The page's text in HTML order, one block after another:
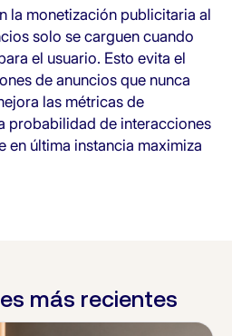
la monetización publicitaria al
solo se carguen cuando
el usuario. Esto evita el
de anuncios que nunca
las métricas de
probabilidad de interacciones
en última instancia maximiza
más recientes